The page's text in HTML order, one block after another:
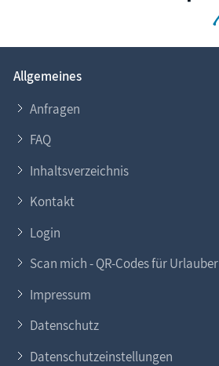
Allgemeines
Anfragen
FAQ
Inhaltsverzeichnis
Kontakt
Login
Scan mich - QR-Codes für Urlauber
Impressum
Datenschutz
Datenschutzeinstellungen